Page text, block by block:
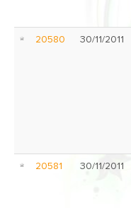
20580 30/11/2011
20581 30/11/2011